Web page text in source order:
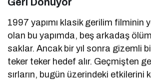
1997 yapımı klasik gerilim filminin
olan bu yapımda, beş arkadaş
saklar. Ancak bir yıl sonra gizemli
teker teker hedef alır. Geçmişten
sırların, bugün üzerindeki etkilerini